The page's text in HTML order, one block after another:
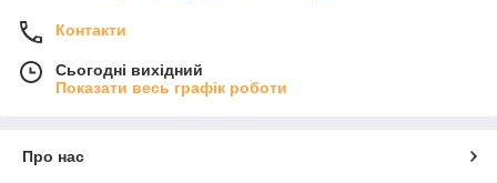
Контакти
Сьогодні вихідний
Показати весь графік роботи
Про нас